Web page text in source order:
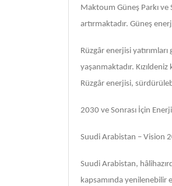
Maktoum Güneş Parkı
artırmaktadır. Güneş
Rüzgâr enerjisi
yaşanmaktadır.
Rüzgâr enerjisi,
2030 ve Sonrası İçin
Suudi Arabistan – Vision
Suudi Arabistan,
kapsamında yenilenebilir